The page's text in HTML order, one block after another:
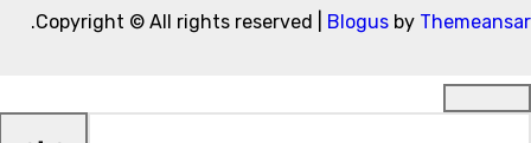
Copyright © All rights reserved Blogus by Themeansar
.